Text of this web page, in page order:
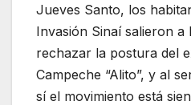
Jueves Santo, los
Invasión Sinaí salieron a
rechazar la postura del
Campeche “Alito”, y al
sí el movimiento está